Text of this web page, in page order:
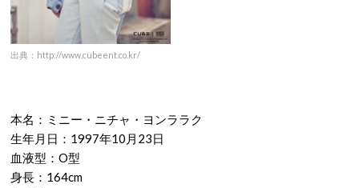
出典：http://www.cubeent.co.kr/
本名：ミニー・ニチャ・ヨンララク
生年月日：1997年10月23日
血液型：O型
身長：164cm